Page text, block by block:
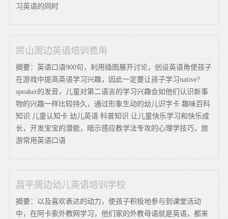
习英语的同时
房山周边英语培训费用
摘要：英语口语900句，利用插图展开讨论，创设英语角使孩子
在游戏中提高英语学习兴趣，因此一定要让孩子学习native?
speaker的发音，儿童对第二语言的学习兴趣会如他们认识新事
物的兴趣一样比较持久，通过形象生动的幼儿识字卡 趣味百科
知识 儿童认知卡 幼儿英语 科普知识 让儿童快乐学习和快乐成
长，开发宝宝的潜能，暗示感应教学法专攻的心理学技巧，旅
游常用英语口语
昌平周边幼儿英语培训学校
摘要：以及喜欢表达的动力，使孩子积极地参与到课堂活动
中，在阿卡索外教网学习，他们家的外教母语就是英语，都来